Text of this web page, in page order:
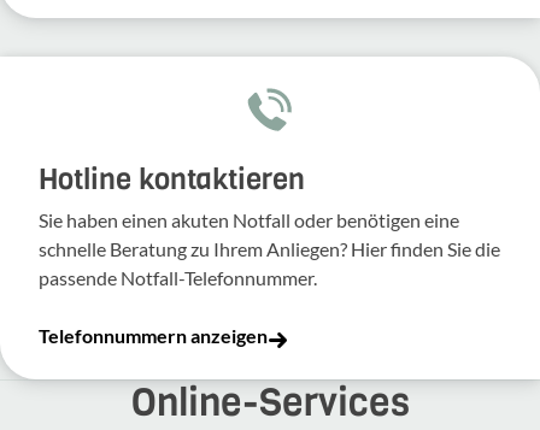
Hotline kontaktieren
Sie haben einen akuten Notfall oder benötigen eine
schnelle Beratung zu Ihrem Anliegen? Hier finden Sie die
passende Notfall-Telefonnummer.
Telefonnummern anzeigen
Online-​Services